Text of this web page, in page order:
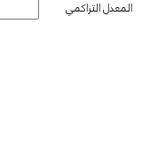
المعدل التراكمي